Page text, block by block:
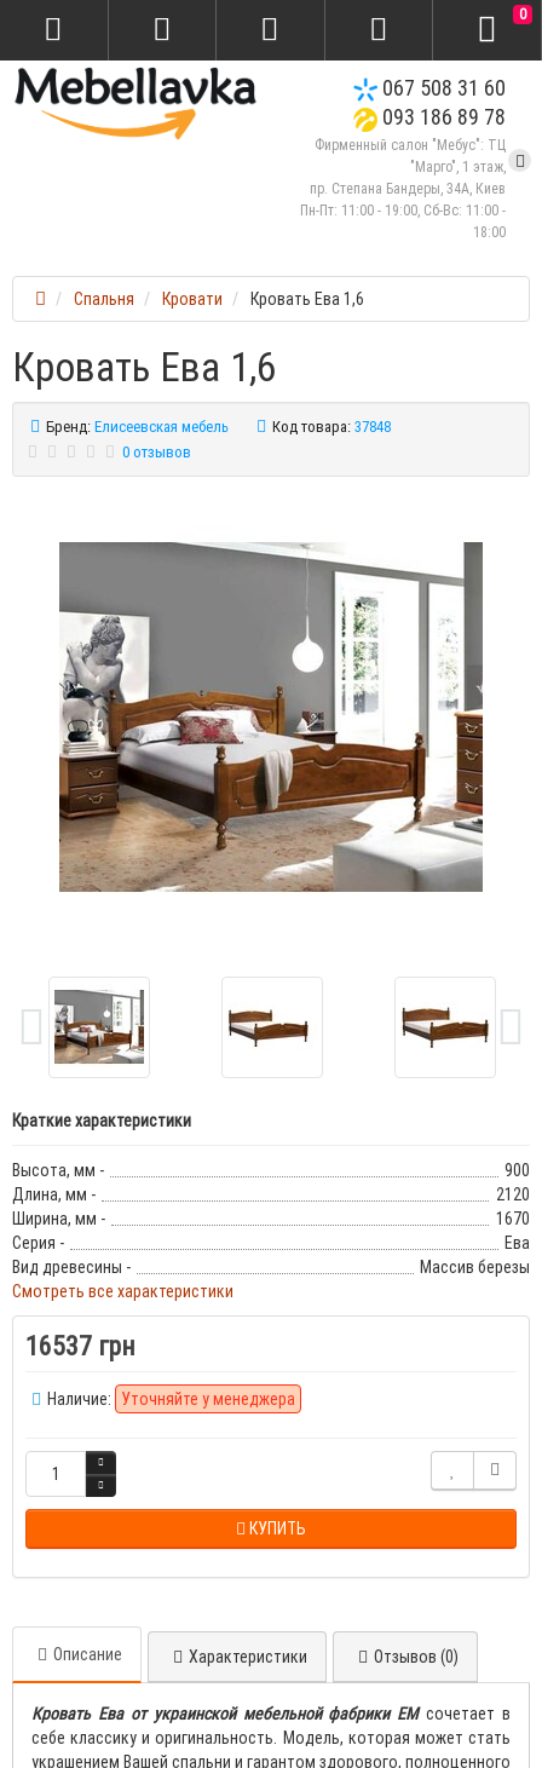
067 508 31 60
093 186 89 78
Фирменный салон "Мебус": ТЦ
"Марго", 1 этаж,
пр. Степана Бандеры, 34А, Киев
Пн-Пт: 11:00 - 19:00, Сб-Вс: 11:00 -
18:00
0
Спальня Кровати Кровать Ева 1,6
Кровать Ева 1,6
Бренд:Елисеевская мебель Код товара:37848
0 отзывов
Краткие характеристики
Высота, мм -
900
Длина, мм -
2120
Ширина, мм -
1670
Серия -
Ева
Вид древесины -
Массив березы
Смотреть все характеристики
16537 грн
Наличие: Уточняйте у менеджера
КУПИТЬ
Описание Характеристики Отзывов (0)
Кровать Ева от украинской мебельной фабрики ЕМсочетает в
себе классику и оригинальность. Модель, которая может стать
украшением Вашей спальни и гарантом здорового, полноценного